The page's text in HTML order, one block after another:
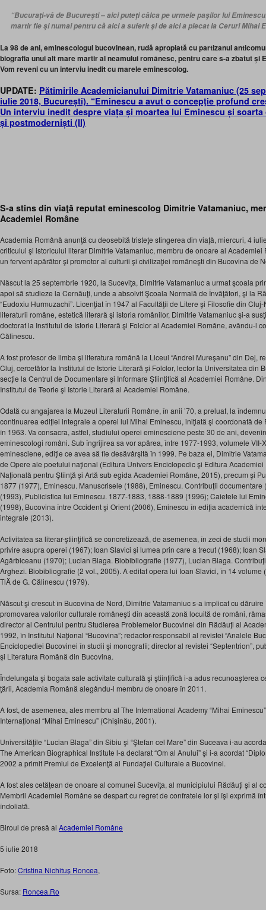
“Bucuraţi-vă de Bucureşti – aici puteţi călca pe urmele paşilor lui
martir fie şi numai pentru că aici a suferit şi de aici a plecat la Ceruri Mihai
La 98 de ani, eminescologul bucovinean, rudă apropiată cu partizanul
biografia unui alt mare martir al neamului românesc, pentru care s-a zbatut și
Vom reveni cu un interviu inedit cu marele eminescolog.
UPDATE: Pătimirile Academicianului Dimitrie Vatamaniuc (25
iulie 2018, București). “Eminescu a avut o concepţie profund
Un interviu inedit despre viața și moartea lui Eminescu și
și postmoderniști (II)
S-a stins din viaţă reputat eminescolog Dimitrie Vatamaniuc,
Academiei Române
Academia Română anunţă cu deosebită tristeţe stingerea din viaţă, miercuri, 4
criticului şi istoricului literar Dimitrie Vatamaniuc, membru de onoare al
un fervent apărător şi promotor al culturii şi civilizaţiei româneşti din Bucovina de
Născut la 25 septembrie 1920, la Suceviţa, Dimitrie Vatamaniuc a urmat şcoala
apoi să studieze la Cernăuţi, unde a absolvit Şcoala Normală de Învăţători, şi la
“Eudoxiu Hurmuzachi”. Licenţiat în 1947 al Facultăţii de Litere şi Filosofie din
literaturii române, estetică literară şi istoria românilor, Dimitrie Vatamaniuc şi-a
doctorat la Institutul de Istorie Literară şi Folclor al Academiei Române, avându-l
Călinescu.
A fost profesor de limba şi literatura română la Liceul “Andrei Mureşanu” din Dej,
Cluj, cercetător la Institutul de Istorie Literară şi Folclor, lector la Universitatea din
secţie la Centrul de Documentare şi Informare Ştiinţifică al Academiei Române.
Institutul de Teorie şi Istorie Literară al Academiei Române.
Odată cu angajarea la Muzeul Literaturii Române, în anii ’70, a preluat, la
continuarea ediţiei integrale a operei lui Mihai Eminescu, iniţiată şi coordonată
în 1963. Va consacra, astfel, studiului operei eminesciene peste 30 de ani,
eminescologi români. Sub îngrijirea sa vor apărea, între 1977-1993, volumele VII-
eminesciene, ediţie ce avea să fie desăvârşită în 1999. Pe baza ei, Dimitrie
de Opere ale poetului naţional (Editura Univers Enciclopedic şi Editura
Naţională pentru Ştiinţă şi Artă sub egida Academiei Române, 2015), precum şi
1877 (1977), Eminescu. Manuscrisele (1988), Eminescu. Contribuţii
(1993), Publicistica lui Eminescu. 1877-1883, 1888-1889 (1996); Caietele lui
(1998), Bucovina între Occident şi Orient (2006), Eminescu în ediţia academică
integrale (2013).
Activitatea sa literar-ştiinţifică se concretizează, de asemenea, în zeci de studii
privire asupra operei (1967); Ioan Slavici şi lumea prin care a trecut (1968); Ioan
Agârbiceanu (1970); Lucian Blaga. Biobibliografie (1977), Lucian Blaga.
Arghezi. Biobibliografie (2 vol., 2005). A editat opera lui Ioan Slavici, în 14
TlĂ de G. Călinescu (1979).
Născut şi crescut în Bucovina de Nord, Dimitrie Vatamaniuc s-a implicat cu
promovarea valorilor culturale româneşti din această zonă locuită de români,
director al Centrului pentru Studierea Problemelor Bucovinei din Rădăuţi al
1992, în Institutul Naţional “Bucovina”; redactor-responsabil al revistei “Analele
Enciclopediei Bucovinei în studii şi monografii; director al revistei “Septentrion”,
şi Literatura Română din Bucovina.
Îndelungata şi bogata sale activitate culturală şi ştiinţifică i-a adus recunoaşterea
ţării, Academia Română alegându-l membru de onoare în 2011.
A fost, de asemenea, ales membru al The International Academy “Mihai
Internaţional “Mihai Eminescu” (Chişinău, 2001).
Universităţile “Lucian Blaga” din Sibiu şi “Ştefan cel Mare” din Suceava i-au
The American Biographical Institute l-a declarat “Om al Anului” şi i-a acordat
2002 a primit Premiul de Excelenţă al Fundaţiei Culturale a Bucovinei.
A fost ales cetăţean de onoare al comunei Suceviţa, al municipiului Rădăuţi şi al
Membrii Academiei Române se despart cu regret de confratele lor şi îşi exprimă
îndoliată.
Biroul de presă al Academiei Române
5 iulie 2018
Foto:Cristina Nichituș Roncea,
Sursa: Roncea.Ro